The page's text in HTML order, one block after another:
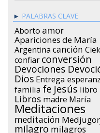
PALABRAS CLAVE
Aborto amor
Apariciones de María
Argentina canción
confiar conversión
Devociones
Dios Entrega
familia fe Jesús libro
Libros madre María
Meditaciones
meditación
milagro milagros